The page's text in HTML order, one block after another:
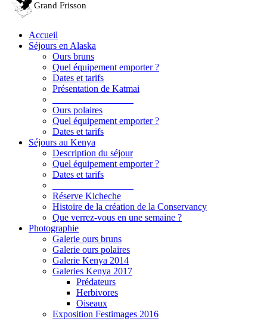
Accueil
Séjours en Alaska
Ours bruns
Quel équipement emporter ?
Dates et tarifs
Présentation de Katmai
Ours polaires
Quel équipement emporter ?
Dates et tarifs
Séjours au Kenya
Description du séjour
Quel équipement emporter ?
Dates et tarifs
Réserve Kicheche
Histoire de la création de la Conservancy
Que verrez-vous en une semaine ?
Photographie
Galerie ours bruns
Galerie ours polaires
Galerie Kenya 2014
Galeries Kenya 2017
Prédateurs
Herbivores
Oiseaux
Exposition Festimages 2016